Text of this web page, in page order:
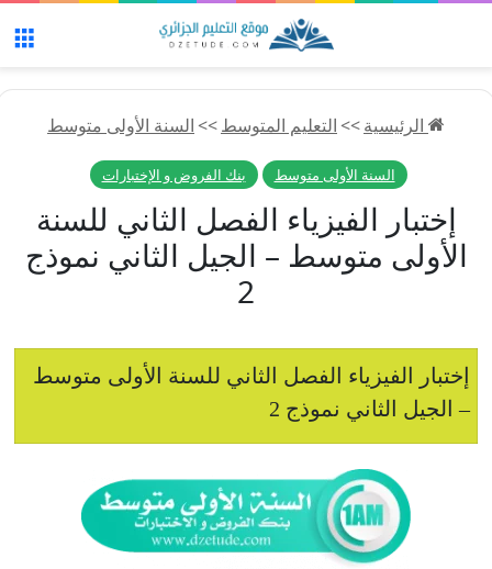
الرئيسية>>التعليم المتوسط>>السنة الأولى متوسط
السنة الأولى متوسط بنك الفروض و الإختبارات
إختبار الفيزياء الفصل الثاني للسنة
الأولى متوسط – الجيل الثاني نموذج
2
إختبار الفيزياء الفصل الثاني للسنة الأولى متوسط
– الجيل الثاني نموذج 2